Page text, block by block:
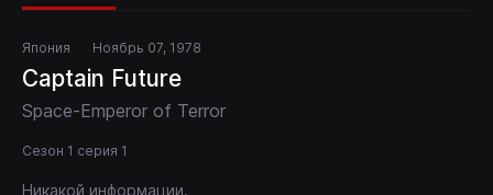
Япония Ноябрь 07, 1978
Captain Future
Space-Emperor of Terror
Сезон 1 серия 1
Никакой информации.